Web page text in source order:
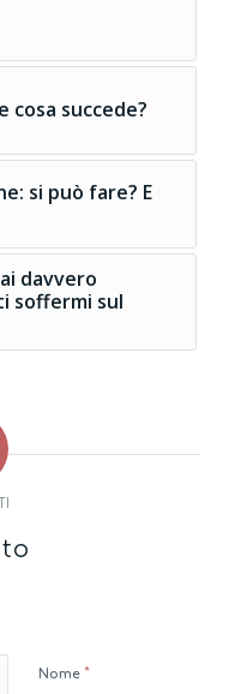
cosa succede?
si può fare? E
davvero
soffermi sul
Nome *